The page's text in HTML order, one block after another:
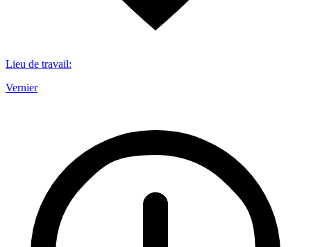
Lieu de travail:
Vernier